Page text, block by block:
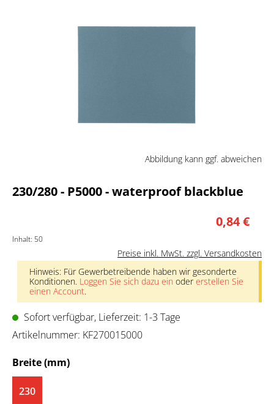
Abbildung kann ggf. abweichen
230/280 - P5000 - waterproof blackblue
0,84 €
Inhalt: 50
Preise inkl. MwSt. zzgl. Versandkosten
Hinweis: Für Gewerbetreibende haben wir gesonderte
Konditionen. Loggen Sie sich dazu ein odererstellen Sie
einen Account.
Sofort verfügbar, Lieferzeit: 1-3 Tage
Artikelnummer: KF270015000
Breite (mm)auswählen
230